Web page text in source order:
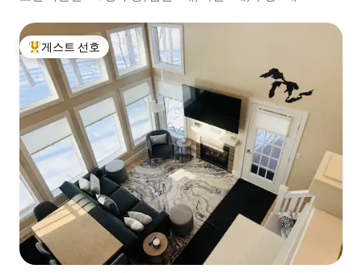
상위 게스트 선호
게스트 선호